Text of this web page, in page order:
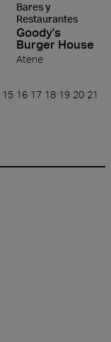
Bares y
Restaurantes
Goody's
Burger House
Atene
15 16 17 18 19 20 21